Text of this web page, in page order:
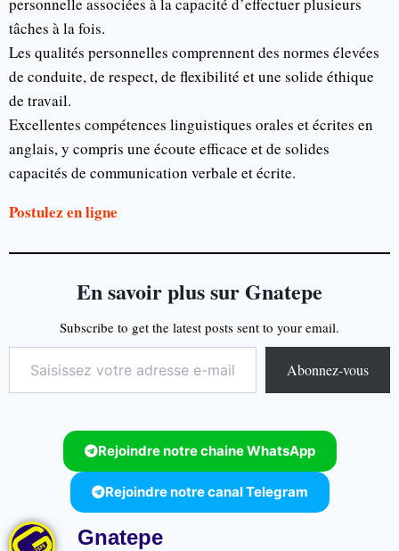
tâches à la fois.
Les qualités personnelles comprennent des normes élevées
de conduite, de respect, de flexibilité et une solide éthique
de travail.
Excellentes compétences linguistiques orales et écrites en
anglais, y compris une écoute efficace et de solides
capacités de communication verbale et écrite.
Postulez en ligne
En savoir plus sur Gnatepe
Subscribe to get the latest posts sent to your email.
Abonnez-vous
Rejoindre notre chaine WhatsApp
Rejoindre notre canal Telegram
Gnatepe